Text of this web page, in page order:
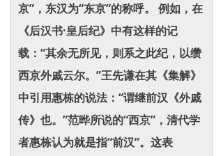
京”，东汉为“东京”的称呼。 例如，在
《后汉书·皇后纪》中有这样的记
载：“其余无所见，则系之此纪，以缵
西京外戚云尔。”王先谦在其《集解》
中引用惠栋的说法：“谓继前汉《外戚
传》也。”范晔所说的“西京”，清代学
者惠栋认为就是指“前汉”。这表